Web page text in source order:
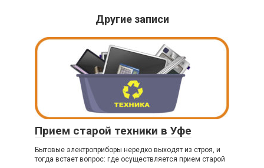
Другие записи
Прием старой техники в Уфе
Бытовые электроприборы нередко выходят из строя, и
тогда встает вопрос: где осуществляется прием старой